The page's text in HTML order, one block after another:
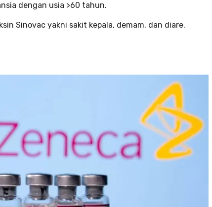
dengan usia >60 tahun.
Sinovac yakni sakit kepala, demam, dan diare.